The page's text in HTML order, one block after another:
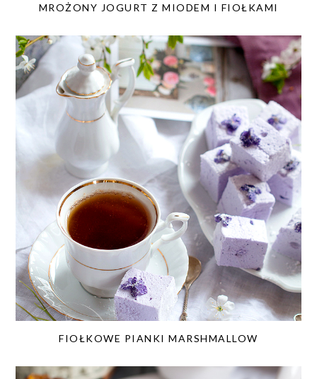
MROŻONY JOGURT Z MIODEM I FIOŁKAMI
FIOŁKOWE PIANKI MARSHMALLOW